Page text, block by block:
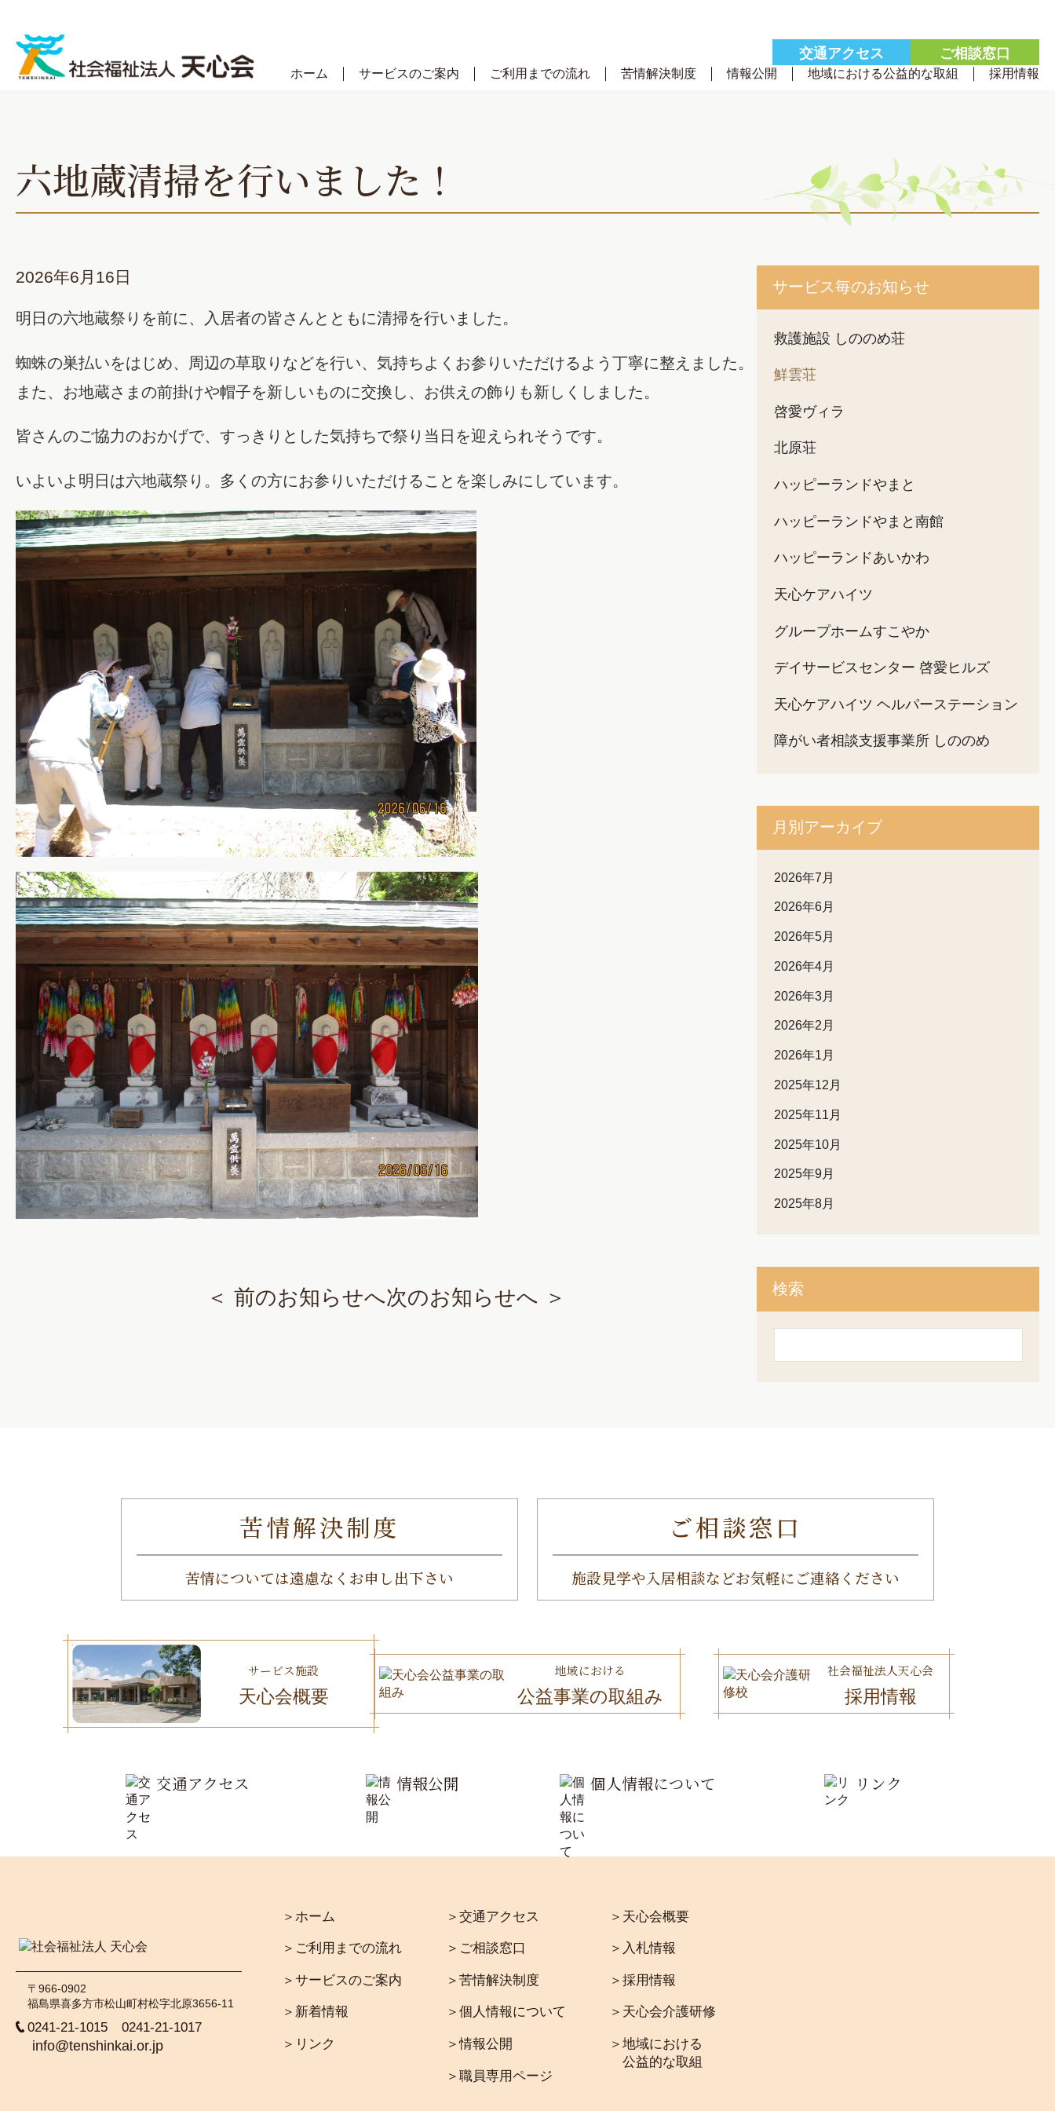
content
ホーム サービスのご案内 ご利用までの流れ 苦情解決制度 情報公開 地域における公益的な取組 採用情報
交通アクセス ご相談窓口
六地蔵清掃を行いました！
2026年6月16日
明日の六地蔵祭りを前に、入居者の皆さんとともに清掃を行いました。
蜘蛛の巣払いをはじめ、周辺の草取りなどを行い、気持ちよくお参りいただけるよう丁寧に整えました。
また、お地蔵さまの前掛けや帽子を新しいものに交換し、お供えの飾りも新しくしました。
皆さんのご協力のおかげで、すっきりとした気持ちで祭り当日を迎えられそうです。
いよいよ明日は六地蔵祭り。多くの方にお参りいただけることを楽しみにしています。
＜ 前のお知らせへ次のお知らせへ ＞
サービス毎のお知らせ
救護施設 しののめ荘
鮮雲荘
啓愛ヴィラ
北原荘
ハッピーランドやまと
ハッピーランドやまと南館
ハッピーランドあいかわ
天心ケアハイツ
グループホームすこやか
デイサービスセンター 啓愛ヒルズ
天心ケアハイツ ヘルパーステーション
障がい者相談支援事業所 しののめ
月別アーカイブ
2026年7月
2026年6月
2026年5月
2026年4月
2026年3月
2026年2月
2026年1月
2025年12月
2025年11月
2025年10月
2025年9月
2025年8月
検索
苦情解決制度
苦情については遠慮なくお申し出下さい
ご相談窓口
施設見学や入居相談などお気軽にご連絡ください
サービス施設
天心会概要
地域における
公益事業の取組み
社会福祉法人天心会
採用情報
交通アクセス 情報公開 個人情報について リンク
〒966-0902
福島県喜多方市松山町村松字北原3656-11
0241-21-1015 0241-21-1017
info@tenshinkai.or.jp
＞ホーム
＞ご利用までの流れ
＞サービスのご案内
＞新着情報
＞リンク
＞交通アクセス
＞ご相談窓口
＞苦情解決制度
＞個人情報について
＞情報公開
＞職員専用ページ
＞天心会概要
＞入札情報
＞採用情報
＞天心会介護研修
＞地域における
公益的な取組